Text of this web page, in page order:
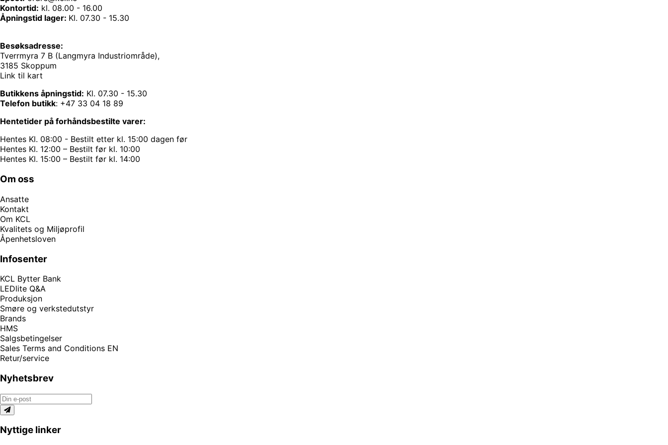
Kontortid: kl. 08.00 - 16.00
Åpningstid lager: Kl. 07.30 - 15.30
Besøksadresse:
Tverrmyra 7 B (Langmyra Industriområde),
3185 Skoppum
Link til kart
Butikkens åpningstid: Kl. 07.30 - 15.30
Telefon butikk: +47 33 04 18 89
Hentetider på forhåndsbestilte varer:
Hentes Kl. 08:00 - Bestilt etter kl. 15:00 dagen før
Hentes Kl. 12:00 – Bestilt før kl. 10:00
Hentes Kl. 15:00 – Bestilt før kl. 14:00
Om oss
Ansatte
Kontakt
Om KCL
Kvalitets og Miljøprofil
Åpenhetsloven
Infosenter
KCL Bytter Bank
LEDlite Q&A
Produksjon
Smøre og verkstedutstyr
Brands
HMS
Salgsbetingelser
Sales Terms and Conditions EN
Retur/service
Nyhetsbrev
Nyttige linker